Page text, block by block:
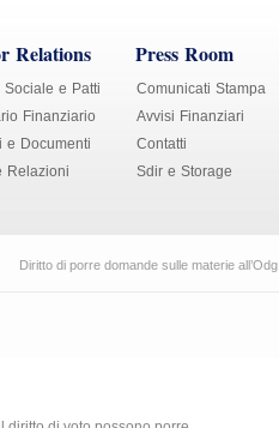
Relations
Sociale e Patti
Finanziario
e Documenti
Relazioni
Press Room
Comunicati Stampa
Avvisi Finanziari
Contatti
Sdir e Storage
Diritto di porre domande sulle materie all’Odg